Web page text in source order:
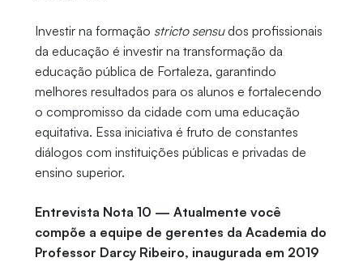
Investir na formação stricto sensudos profissionais
da educação é investir na transformação da
educação pública de Fortaleza, garantindo
melhores resultados para os alunos e fortalecendo
o compromisso da cidade com uma educação
equitativa. Essa iniciativa é fruto de constantes
diálogos com instituições públicas e privadas de
ensino superior.
Entrevista Nota 10 — Atualmente você
compõe a equipe de gerentes da Academia do
Professor Darcy Ribeiro, inaugurada em 2019